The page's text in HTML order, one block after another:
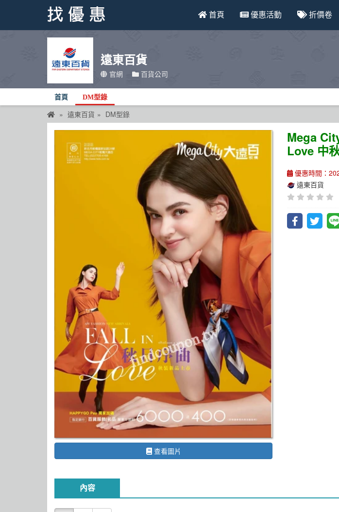
首頁 優惠活動 折價卷
遠東百貨
官網 百貨公司
首頁 DM型錄
遠東百貨 DM型錄
查看圖片
Mega
Love 中
優惠時間：
遠東百貨
內容
找優惠